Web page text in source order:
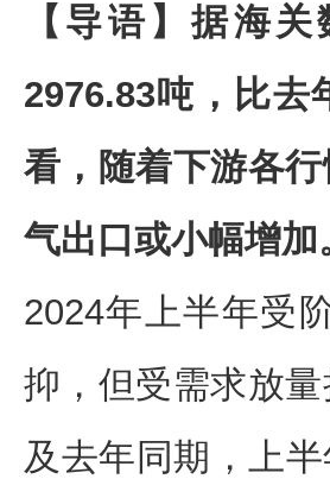
【 导语】据海关
2976.83吨，比去
看，随着下游各
气出口或小幅增加
2024年上半年受
抑，但受需求放
及去年同期，上